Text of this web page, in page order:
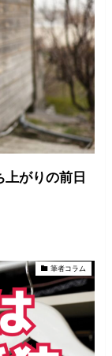
上がりの前日
筆者コラム